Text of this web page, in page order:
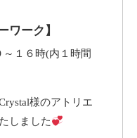
ワーク】
１６時(内１時間
様のアトリエ
しました